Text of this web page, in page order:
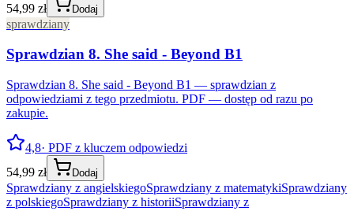
54,99 zł
Dodaj
sprawdziany
Sprawdzian 8. She said - Beyond B1
Sprawdzian 8. She said - Beyond B1 — sprawdzian z
odpowiedziami z tego przedmiotu. PDF — dostęp od razu po
zakupie.
4,8· PDF z kluczem odpowiedzi
54,99 zł
Dodaj
Sprawdziany z angielskiegoSprawdziany z matematykiSprawdziany
z polskiegoSprawdziany z historiiSprawdziany z